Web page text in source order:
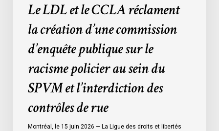
racisme
SPVM
contrôles
Le LDL et le CCLA réclament
la création d’une commission
d’enquête publique sur le
racisme policier au sein du
SPVM et l’interdiction des
contrôles de rue
Montréal, le 15 juin 2026 — La Ligue des droits et libertés